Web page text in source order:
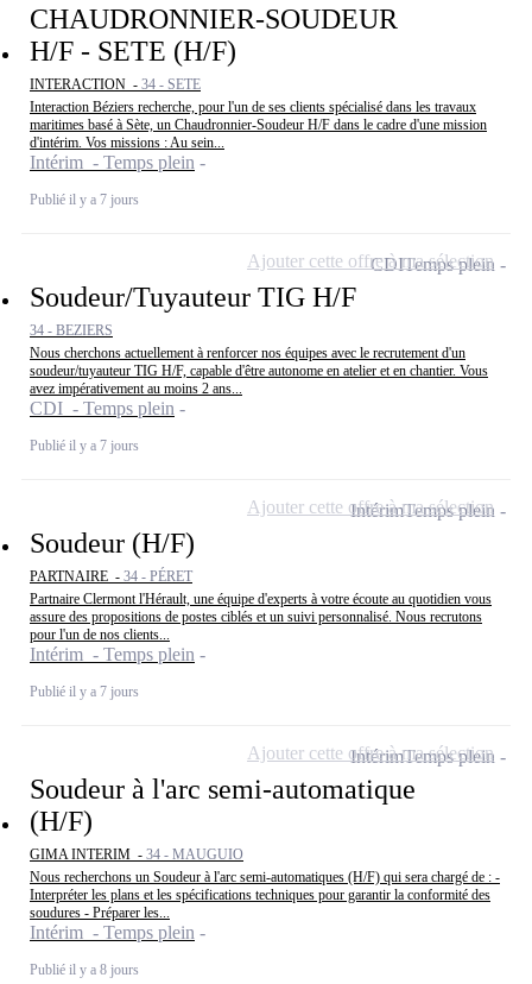
CHAUDRONNIER-SOUDEUR
H/F - SETE (H/F)
INTERACTION - 34 - SETE
Interaction Béziers recherche, pour l'un de ses clients spécialisé dans les travaux
maritimes basé à Sète, un Chaudronnier-Soudeur H/F dans le cadre d'une mission
d'intérim. Vos missions : Au sein...
Intérim - Temps plein
Publié il y a 7 jours
Soudeur/Tuyauteur TIG H/F
34 - BEZIERS
Nous cherchons actuellement à renforcer nos équipes avec le recrutement d'un
soudeur/tuyauteur TIG H/F, capable d'être autonome en atelier et en chantier. Vous
avez impérativement au moins 2 ans...
CDI - Temps plein
Publié il y a 7 jours
CDITemps plein
Ajouter cette offre à ma sélection
Soudeur (H/F)
PARTNAIRE - 34 - PÉRET
Partnaire Clermont l'Hérault, une équipe d'experts à votre écoute au quotidien vous
assure des propositions de postes ciblés et un suivi personnalisé. Nous recrutons
pour l'un de nos clients...
Intérim - Temps plein
Publié il y a 7 jours
IntérimTemps plein
Ajouter cette offre à ma sélection
Soudeur à l'arc semi-automatique
(H/F)
GIMA INTERIM - 34 - MAUGUIO
Nous recherchons un Soudeur à l'arc semi-automatiques (H/F) qui sera chargé de : -
Interpréter les plans et les spécifications techniques pour garantir la conformité des
soudures - Préparer les...
Intérim - Temps plein
Publié il y a 8 jours
IntérimTemps plein
Ajouter cette offre à ma sélection